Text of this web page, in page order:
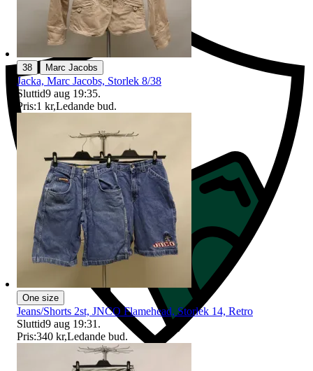
38 Marc Jacobs
Jacka, Marc Jacobs, Storlek 8/38
Sluttid9 aug 19:35.
Pris:1 kr,Ledande bud.
One size
Jeans/Shorts 2st, JNCO Flamehead, Storlek 14, Retro
Sluttid9 aug 19:31 .
Pris:340 kr,Ledande bud.